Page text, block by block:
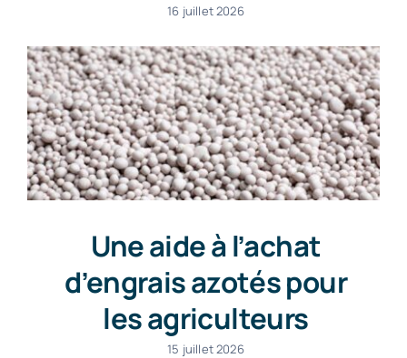
16 juillet 2026
Une aide à l’achat
d’engrais azotés pour
les agriculteurs
15 juillet 2026